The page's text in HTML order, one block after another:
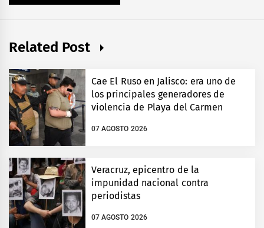
Related Post
Cae El Ruso en Jalisco: era uno de
los principales generadores de
violencia de Playa del Carmen
07 AGOSTO 2026
Veracruz, epicentro de la
impunidad nacional contra
periodistas
07 AGOSTO 2026